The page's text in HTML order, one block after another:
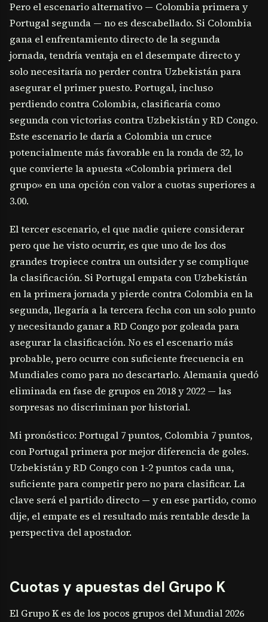
Pero el escenario alternativo — Colombia primera y
Portugal segunda — no es descabellado. Si Colombia
gana el enfrentamiento directo de la segunda
jornada, tendría ventaja en el desempate directo y
solo necesitaría no perder contra Uzbekistán para
asegurar el primer puesto. Portugal, incluso
perdiendo contra Colombia, clasificaría como
segunda con victorias contra Uzbekistán y RD Congo.
Este escenario le daría a Colombia un cruce
potencialmente más favorable en la ronda de 32, lo
que convierte la apuesta «Colombia primera del
grupo» en una opción con valor a cuotas superiores a
3.00.
El tercer escenario, el que nadie quiere considerar
pero que he visto ocurrir, es que uno de los dos
grandes tropiece contra un outsider y se complique
la clasificación. Si Portugal empata con Uzbekistán
en la primera jornada y pierde contra Colombia en la
segunda, llegaría a la tercera fecha con un solo punto
y necesitando ganar a RD Congo por goleada para
asegurar la clasificación. No es el escenario más
probable, pero ocurre con suficiente frecuencia en
Mundiales como para no descartarlo. Alemania quedó
eliminada en fase de grupos en 2018 y 2022 — las
sorpresas no discriminan por historial.
Mi pronóstico: Portugal 7 puntos, Colombia 7 puntos,
con Portugal primera por mejor diferencia de goles.
Uzbekistán y RD Congo con 1-2 puntos cada una,
suficiente para competir pero no para clasificar. La
clave será el partido directo — y en ese partido, como
dije, el empate es el resultado más rentable desde la
perspectiva del apostador.
Cuotas y apuestas del Grupo K
El Grupo K es de los pocos grupos del Mundial 2026